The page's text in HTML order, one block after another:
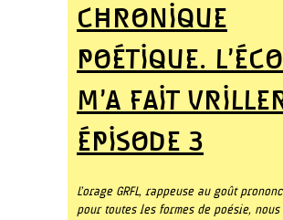
CHRONIQUE
POÉTIQUE.
M’A FAIT
ÉPISODE 3
L’orage GRFL, rappeuse au goût
pour toutes les formes de poésie, nous